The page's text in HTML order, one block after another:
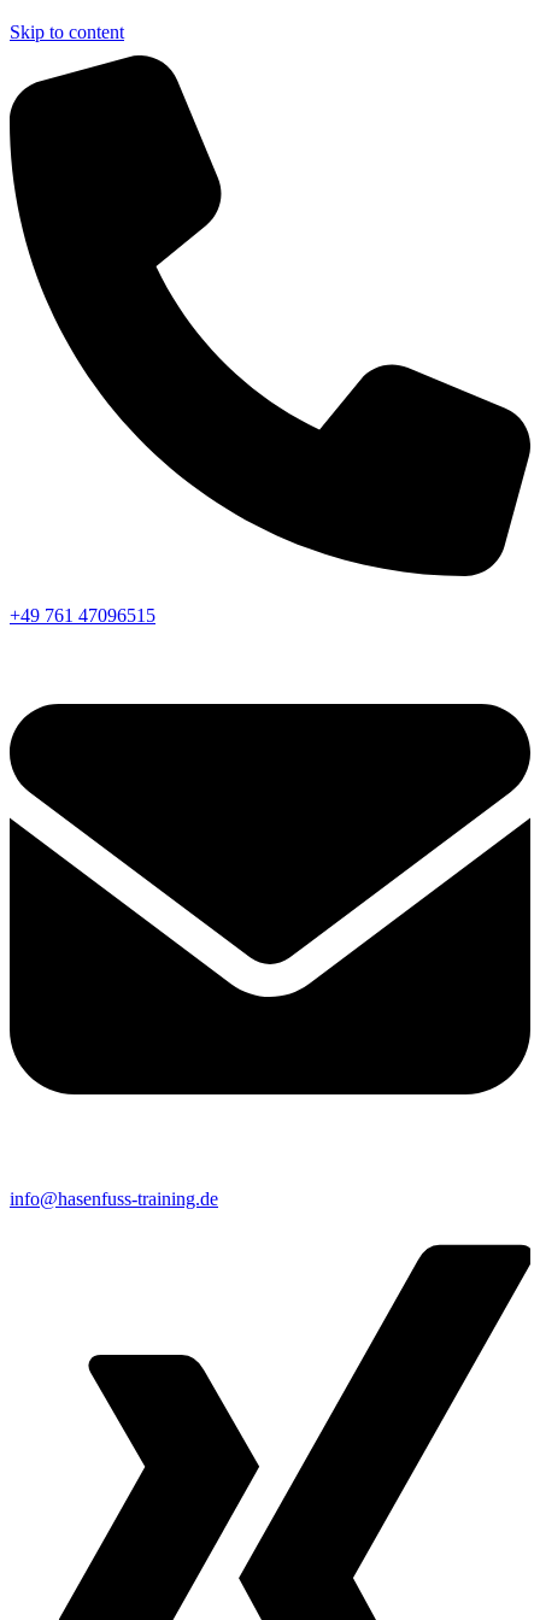
Skip to content
+49 761 47096515
info@hasenfuss-training.de